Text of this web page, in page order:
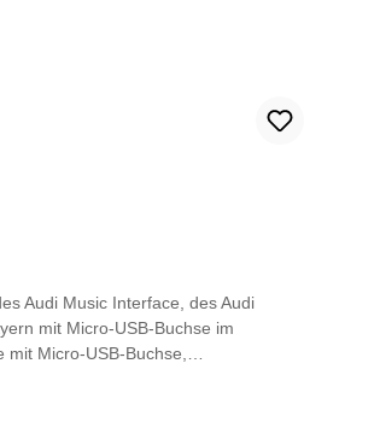
Audi Music Interface, des Audi
mit Micro-USB-Buchse im
Micro-USB-Buchse,
27/2018 mit Audi Smartphone